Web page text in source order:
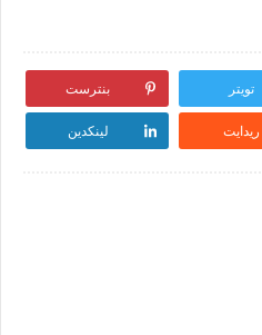
تويتر بنترست
ريدايت لينكدين